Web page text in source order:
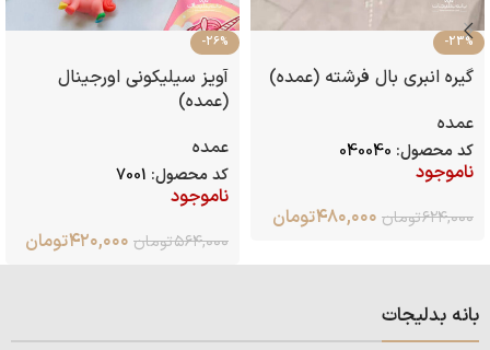
-23%
گیره انبری بال فرشته (عمده)
عمده
کد محصول: 040040
ناموجود
۶۲۴,۰۰۰تومان ۴۸۰,۰۰۰تومان
-26%
آویز سیلیکونی اورجینال
(عمده)
عمده
کد محصول: 7001
ناموجود
۵۶۴,۰۰۰تومان ۴۲۰,۰۰۰تومان
بانه بدلیجات